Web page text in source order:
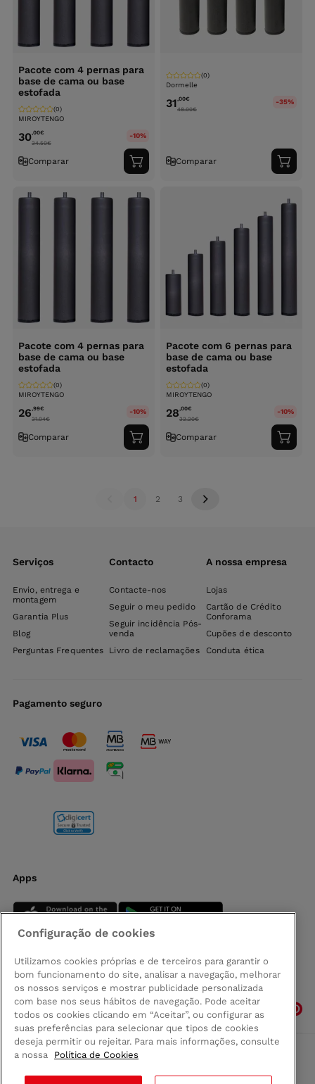
Pacote com 4 pernas para
base de cama ou base
estofada
MIROYTENGO
(0)
30,00€
34.50€
-10%
Comparar
Adicionar
ao
Dormelle
(0)
31,00€
48.00€
-35%
Comparar
ao
Pacote com 4 pernas para
base de cama ou base
estofada
MIROYTENGO
(0)
26,99€
31.04€
-10%
Comparar
Adicionar
ao
Pacote com 6 pernas para
base de cama ou base
estofada
MIROYTENGO
(0)
28,00€
32.20€
-10%
Comparar
ao
1 2 3
Serviços
Envio, entrega e
montagem
Garantia Plus
Blog
Perguntas Frequentes
Contacto
Contacte-nos
Seguir o meu pedido
Seguir incidência Pós-
venda
Livro de reclamações
A nossa empresa
Lojas
Cartão de Crédito
Conforama
Cupões de desconto
Conduta ética
Pagamento seguro
Apps
Siga-nos
Comprar na Madeira
Política de privacidad
Configuração de cookies
Utilizamos cookies próprias e de terceiros para garantir o
bom funcionamento do site, analisar a navegação, melhorar
os nossos serviços e mostrar publicidade personalizada
com base nos seus hábitos de navegação. Pode aceitar
todos os cookies clicando em “Aceitar”, ou configurar as
suas preferências para selecionar que tipos de cookies
deseja permitir ou rejeitar. Para mais informações, consulte
a nossa
Política de Cookies